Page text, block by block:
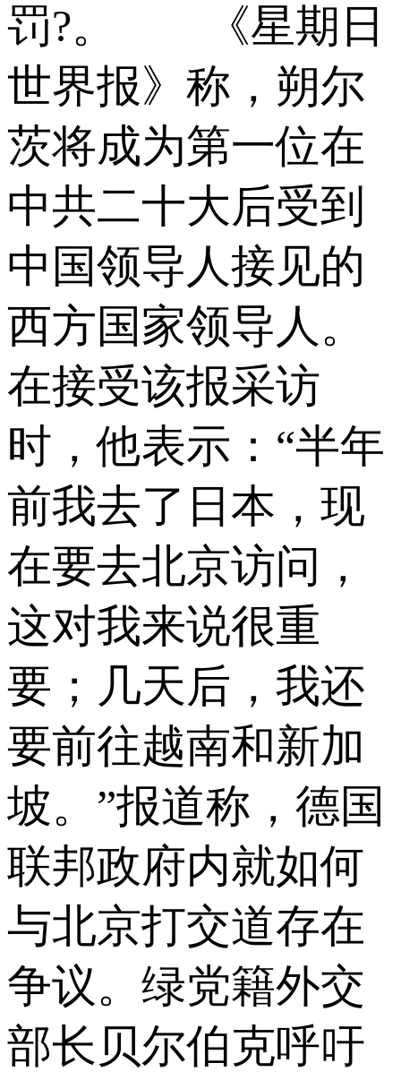
罚?。 《星期日
世界报》称，朔尔
茨将成为第一位在
中共二十大后受到
中国领导人接见的
西方国家领导人。
在接受该报采访
时，他表示：“半年
前我去了日本，现
在要去北京访问，
这对我来说很重
要；几天后，我还
要前往越南和新加
坡。”报道称，德国
联邦政府内就如何
与北京打交道存在
争议。绿党籍外交
部长贝尔伯克呼吁